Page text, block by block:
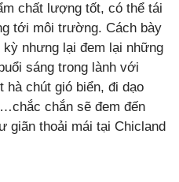
chất lượng tốt, có thể tái
tới môi trường. Cách bày
nhưng lại đem lại những
sáng trong lành với
hà chút gió biển, đi dạo
chắn sẽ đem đến
giãn thoải mái tại Chicland